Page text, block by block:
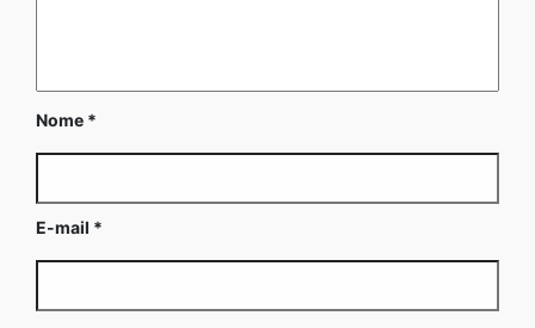
Nome *
E-mail *